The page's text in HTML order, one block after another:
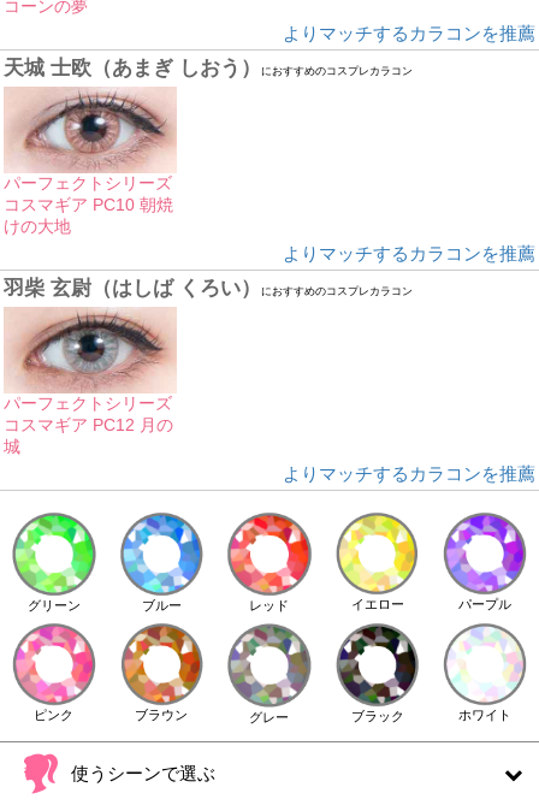
コーンの夢
よりマッチするカラコンを推薦
天城 士欧（あまぎ しおう） におすすめのコスプレカラコン
パーフェクトシリーズ
コスマギア PC10 朝焼
けの大地
よりマッチするカラコンを推薦
羽柴 玄尉（はしば くろい） におすすめのコスプレカラコン
パーフェクトシリーズ
コスマギア PC12 月の
城
よりマッチするカラコンを推薦
グリーン ブルー レッド イエロー パープル
ピンク ブラウン グレー ブラック ホワイト
使うシーンで選ぶ